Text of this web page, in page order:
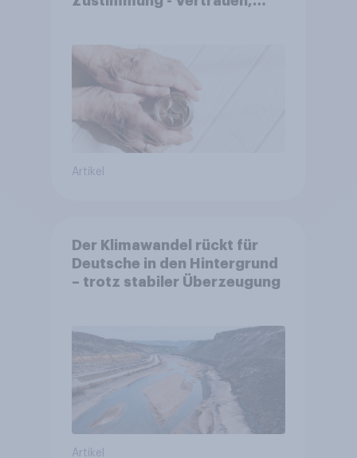
Akzeptanz
Artikel
Der Klimawandel rückt für
Deutsche in den Hintergrund
– trotz stabiler Überzeugung
Artikel